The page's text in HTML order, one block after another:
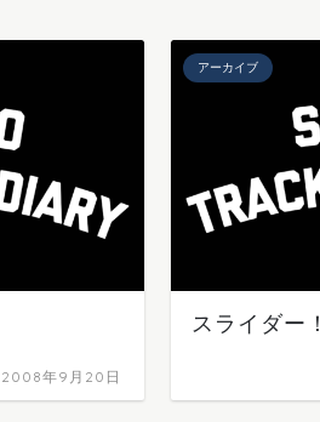
2008年9月20日
アーカイブ
スライダー！